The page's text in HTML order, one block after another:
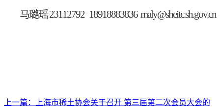
马璐瑶 23112792 18918883836 maly@sheitc.sh.gov.cn
上一篇：
上海市稀土协会关于召开 第三届第二次会员大会的